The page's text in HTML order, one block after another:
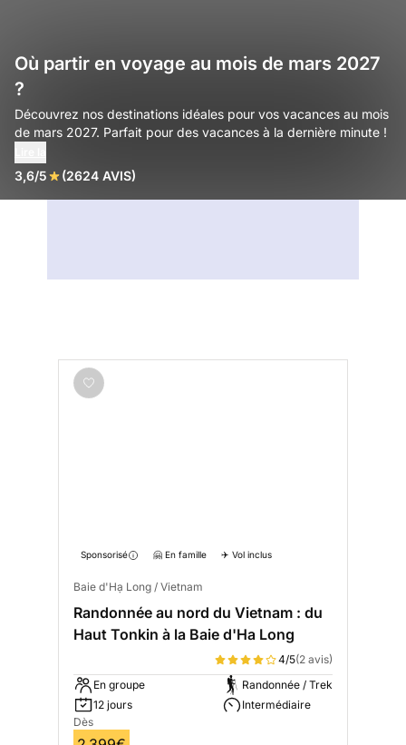
Où partir en voyage au mois de mars 2027
?
Découvrez nos destinations idéales pour vos vacances au mois
de mars 2027. Parfait pour des vacances à la dernière minute !
3,6/5 (2624 AVIS)
Sponsorisé 🤗 En famille ✈️ Vol inclus
Baie d'Hạ Long / Vietnam
Randonnée au nord du Vietnam : du
Haut Tonkin à la Baie d'Ha Long
4/5(2 avis)
En groupe
12 jours
Randonnée / Trek
Intermédiaire
Dès